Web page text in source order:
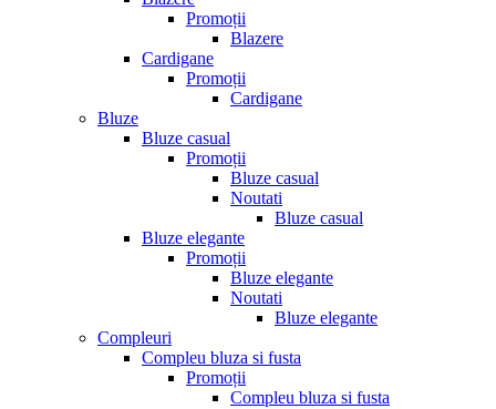
Promoții
Blazere
Cardigane
Promoții
Cardigane
Bluze
Bluze casual
Promoții
Bluze casual
Noutati
Bluze casual
Bluze elegante
Promoții
Bluze elegante
Noutati
Bluze elegante
Compleuri
Compleu bluza si fusta
Promoții
Compleu bluza si fusta